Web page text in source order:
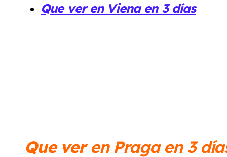
Que ver en Viena en 3 días
Que veren Praga en 3